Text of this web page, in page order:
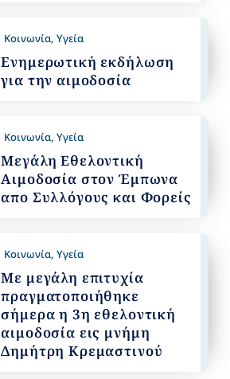
Κοινωνία,Υγεία
Eνημερωτική εκδήλωση
για την αιμοδοσία
Κοινωνία,Υγεία
Μεγάλη Εθελοντική
Αιμοδοσία στον Έμπωνα
απο Συλλόγους και Φορείς
Κοινωνία,Υγεία
Με μεγάλη επιτυχία
πραγματοποιήθηκε
σήμερα η 3η εθελοντική
αιμοδοσία εις μνήμη
Δημήτρη Κρεμαστινού